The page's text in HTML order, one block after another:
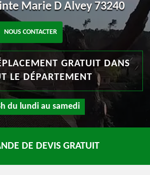
Marie D Alvey 73240
NOUS CONTACTER
GRATUIT DANS
LE DÉPARTEMENT
du lundi au samedi
DE DEVIS GRATUIT